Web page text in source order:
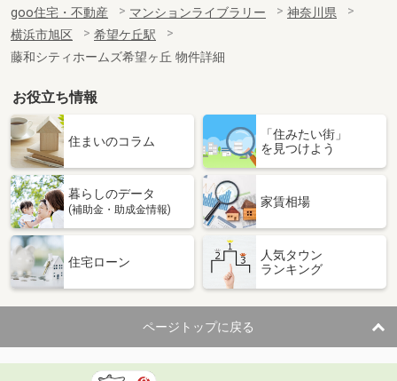
goo住宅・不動産 マンションライブラリー
神奈川県
横浜市旭区
希望ケ丘駅
藤和シティホームズ希望ヶ丘 物件詳細
お役立ち情報
住まいのコラム
「住みたい街」
を見つけよう
暮らしのデータ
(補助金・助成金情報)
家賃相場
住宅ローン
人気タウン
ランキング
ページトップに戻る